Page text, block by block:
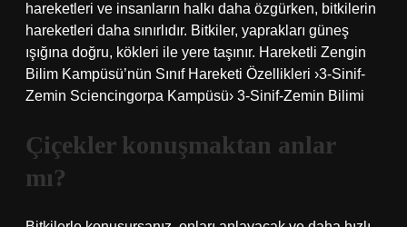
hareketleri ve insanların halkı daha özgürken, bitkilerin
hareketleri daha sınırlıdır. Bitkiler, yaprakları güneş
ışığına doğru, kökleri ile yere taşınır. Hareketli Zengin
Bilim Kampüsü’nün Sınıf Hareketi Özellikleri ›3-Sinif-
Zemin Sciencingorpa Kampüsü› 3-Sinif-Zemin Bilimi
Çiçekler konuşmaktan anlar
mı?